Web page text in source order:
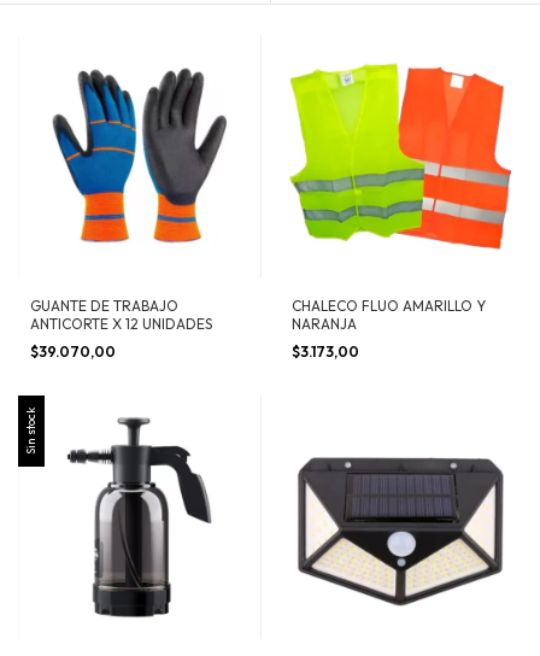
GUANTE DE TRABAJO
ANTICORTE X 12 UNIDADES
$39.070,00
CHALECO FLUO AMARILLO Y
NARANJA
$3.173,00
Sin stock